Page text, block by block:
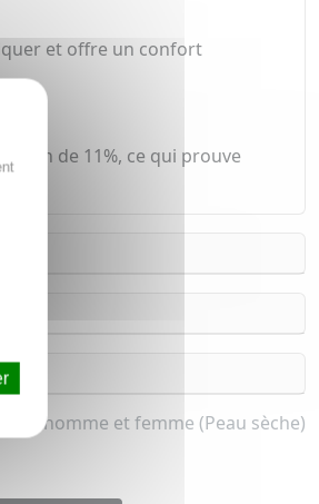
et offre un confort
de 11%, ce qui prouve
homme et femme (Peau sèche)